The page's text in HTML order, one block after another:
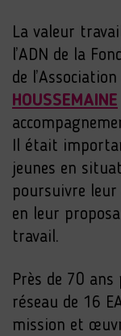
La valeur
l’ADN de la
de
HOUSSEMAINE
Il était
jeunes en
poursuivre leur
en leur
travail.
Près de 70
réseau de 16
mission et